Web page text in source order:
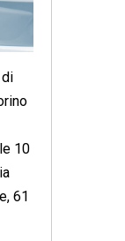
10
61